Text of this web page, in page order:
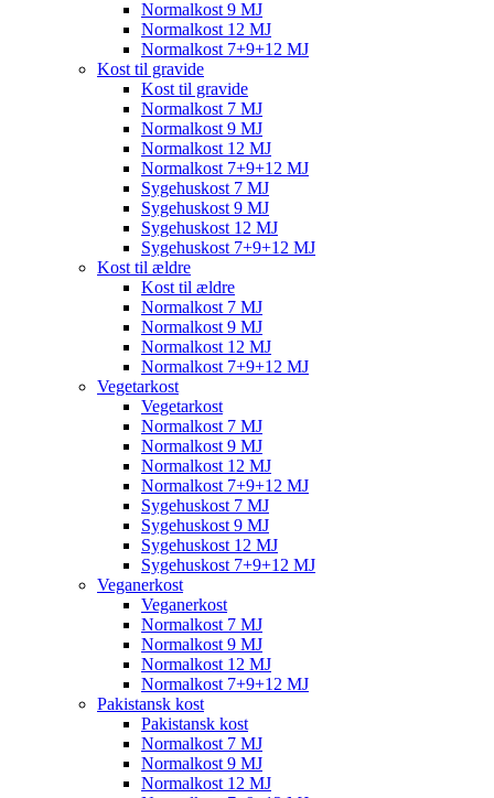
Normalkost 9 MJ
Normalkost 12 MJ
Normalkost 7+9+12 MJ
Kost til gravide
Kost til gravide
Normalkost 7 MJ
Normalkost 9 MJ
Normalkost 12 MJ
Normalkost 7+9+12 MJ
Sygehuskost 7 MJ
Sygehuskost 9 MJ
Sygehuskost 12 MJ
Sygehuskost 7+9+12 MJ
Kost til ældre
Kost til ældre
Normalkost 7 MJ
Normalkost 9 MJ
Normalkost 12 MJ
Normalkost 7+9+12 MJ
Vegetarkost
Vegetarkost
Normalkost 7 MJ
Normalkost 9 MJ
Normalkost 12 MJ
Normalkost 7+9+12 MJ
Sygehuskost 7 MJ
Sygehuskost 9 MJ
Sygehuskost 12 MJ
Sygehuskost 7+9+12 MJ
Veganerkost
Veganerkost
Normalkost 7 MJ
Normalkost 9 MJ
Normalkost 12 MJ
Normalkost 7+9+12 MJ
Pakistansk kost
Pakistansk kost
Normalkost 7 MJ
Normalkost 9 MJ
Normalkost 12 MJ